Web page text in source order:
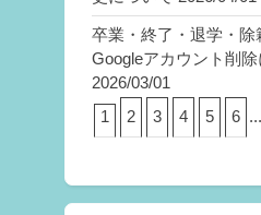
卒業・終了・退学・除
Googleアカウント削除
2026/03/01
1
2 3 4 5 6 ...